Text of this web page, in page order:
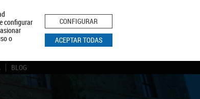
configurar
o
CONFIGURAR
ACEPTAR TODAS
Aviso Legal Política de Cookies
BUSCAR
BLOG